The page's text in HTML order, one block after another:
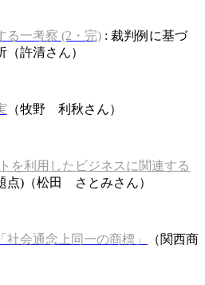
る一考察 (2・完) : 裁判例に基づ
許清さん）
（牧野 利秋さん）
を利用したビジネスに関連する
点)（松田 さとみさん）
会通念上同一の商標」
（関西商